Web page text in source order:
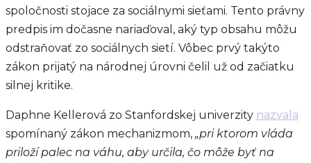
spoločnosti stojace za sociálnymi sieťami. Tento právny
predpis im dočasne nariaďoval, aký typ obsahu môžu
odstraňovať zo sociálnych sietí. Vôbec prvý takýto
zákon prijatý na národnej úrovni čelil už od začiatku
silnej kritike.
Daphne Kellerová zo Stanfordskej univerzity nazvala
spomínaný zákon mechanizmom, „pri ktorom vláda
priloží palec na váhu, aby určila, čo môže byť na